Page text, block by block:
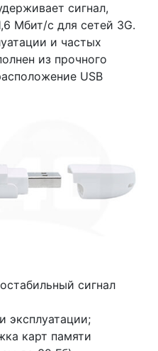
сигнал,
Мбит/с для сетей 3G.
и частых
из прочного
USB
сигнал
эксплуатации;
карт памяти